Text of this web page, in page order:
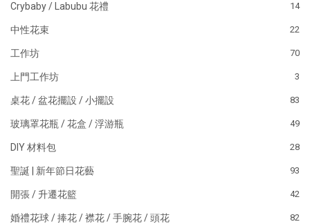
Crybaby / Labubu 花禮 14
中性花束 22
工作坊 70
上門工作坊 3
桌花 / 盆花擺設 / 小擺設 83
玻璃罩花瓶 / 花盒 / 浮游瓶 49
DIY 材料包 28
聖誕 | 新年節日花藝 93
開張 / 升遷花籃 42
婚禮花球 / 捧花 / 襟花 / 手腕花 / 頭花 82